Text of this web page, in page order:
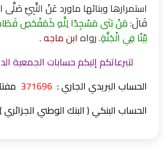
استمرارها وبنائها ماورد عَنْ النَّبِيِّ صَلَّى
قَالَ:مَنْ بَنَى مَسْجِدًا لِلَّهِ كَمَفْحَصِ قَطَاةٍ
بَيْتًا فِي الْجَنَّةِ. رواه ابن ماجه.
لتبرعاتكم إليكم حسابات الجمعية
الحساب البريدي الجاري : 371696
الحساب البنكي ( البنك الوطني الجزائري